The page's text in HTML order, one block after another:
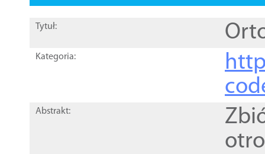
Tytuł:
Kategoria:
Abstrakt: